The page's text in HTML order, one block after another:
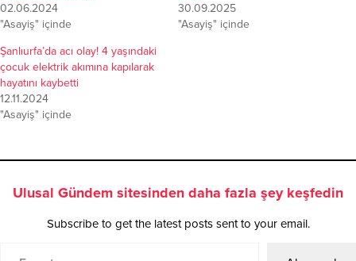
02.06.2024
"Asayiş" içinde
30.09.2025
"Asayiş" içinde
Şanlıurfa’da acı olay! 4 yaşındaki
çocuk elektrik akımına kapılarak
hayatını kaybetti
12.11.2024
"Asayiş" içinde
Ulusal Gündem sitesinden daha fazla şey keşfedin
Subscribe to get the latest posts sent to your email.